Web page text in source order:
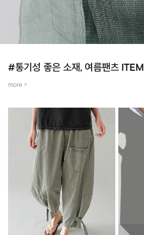
#통기성 좋은 소재, 여름팬츠 ITEM
more >